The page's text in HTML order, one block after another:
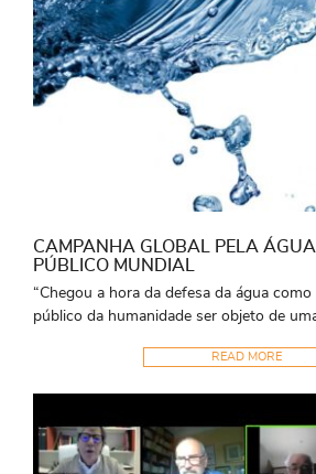
CAMPANHA GLOBAL PELA ÁGUA
PÚBLICO MUNDIAL
“Chegou a hora da defesa da água
público da humanidade ser objeto de
READ MORE